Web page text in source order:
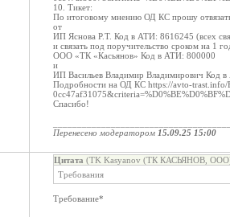
10. Тикет:
По итоговому мнению ОД КС прошу
от
ИП Яснова Р.Т. Код в АТИ: 8616245 (всех
и связать под поручительство сроком на 1
ООО «ТК «Касьянов» Код в АТИ: 800000
и
ИП Васильев Владимир Владимирович Код
Подробности на ОД КС https://avto-
Спасибо!
Перенесено модератором 15.09.25 15:00
Цитата (TK Kasyanov (ТК КАСЬЯНОВ, ООО)
Требования
Требование*